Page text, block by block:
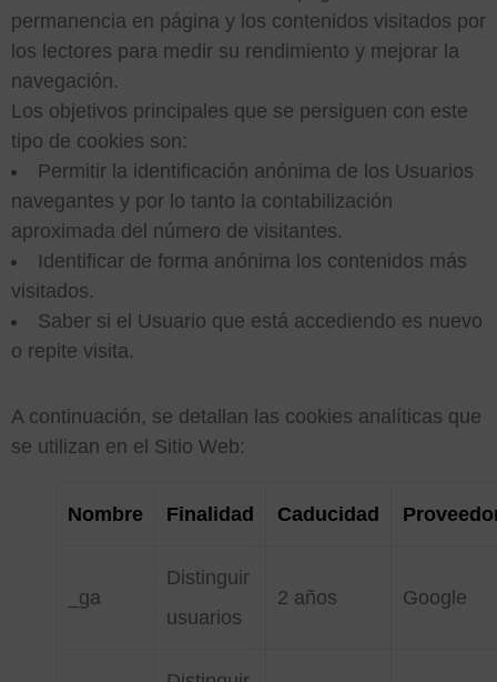
permanencia en página y los contenidos visitados por
los lectores para medir su rendimiento y mejorar la
navegación.
Los objetivos principales que se persiguen con este
tipo de cookies son:
Permitir la identificación anónima de los Usuarios
navegantes y por lo tanto la contabilización
aproximada del número de visitantes.
Identificar de forma anónima los contenidos más
visitados.
Saber si el Usuario que está accediendo es nuevo
o repite visita.
A continuación, se detallan las cookies analíticas que
se utilizan en el Sitio Web:
Nombre Finalidad Caducidad
_ga
Distinguir
usuarios
2 años Google